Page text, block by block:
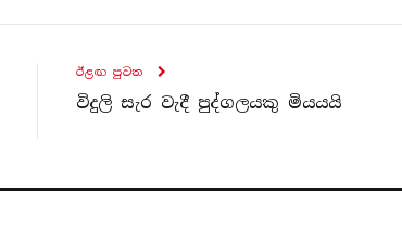
ඊළඟ පුව​ත
විදුලි සැර වැදී පුද්ගලයකු මියයයි